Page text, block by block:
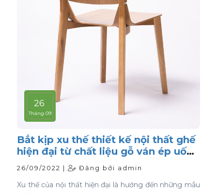
26
Tháng 09
Bắt kịp xu thế thiết kế nội thất ghế
hiện đại từ chất liệu gỗ ván ép uốn
cong
26/09/2022 | Đăng bởi admin
Xu thế của nội thất hiện đại là hướng đến những mẫu